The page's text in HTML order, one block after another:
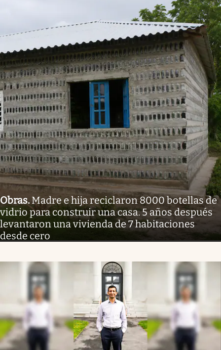
Obras. Madre e hija reciclaron 8000 botellas de
vidrio para construir una casa. 5 años después
levantaron una vivienda de 7 habitaciones
desde cero